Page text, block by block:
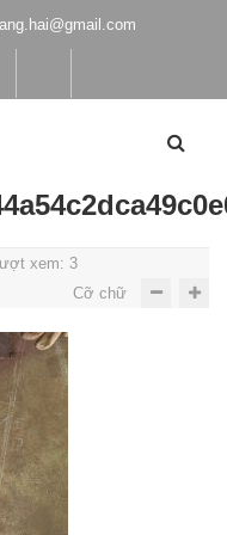
xem: 3
Cỡ chữ